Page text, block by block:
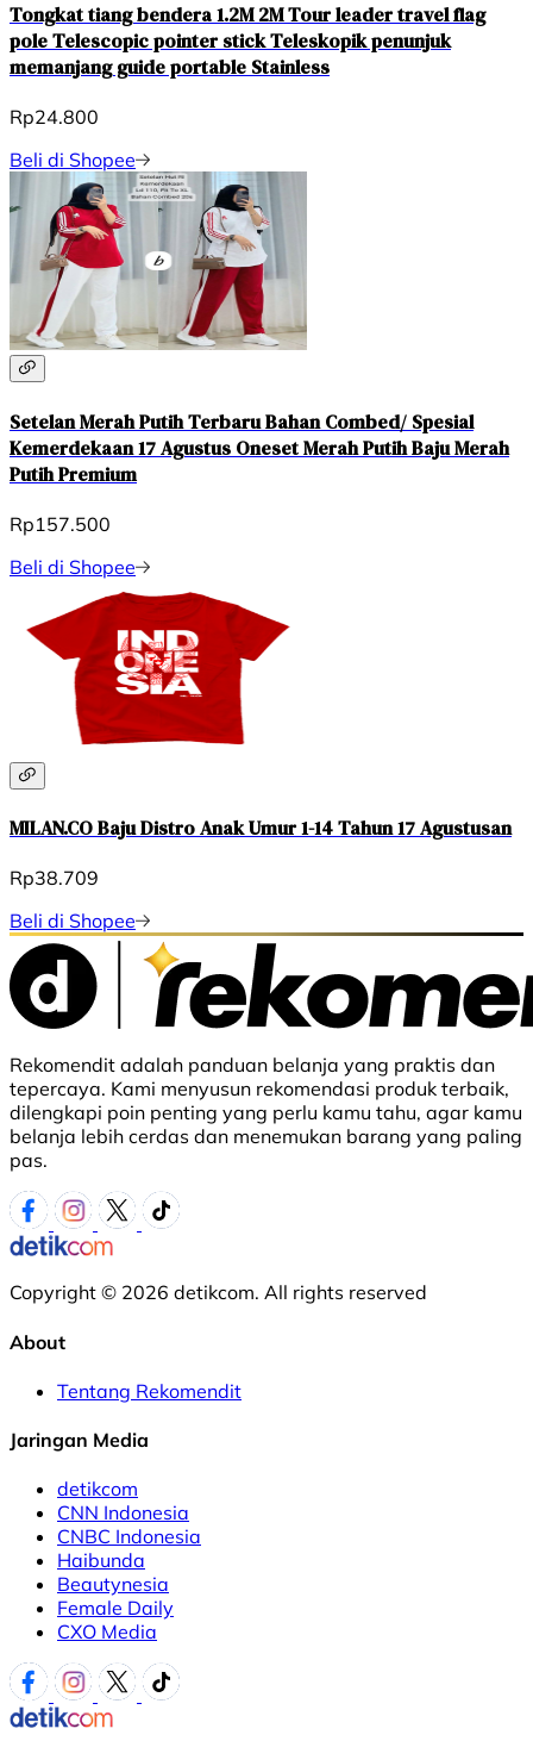
Tongkat tiang bendera 1.2M 2M Tour leader travel flag
pole Telescopic pointer stick Teleskopik penunjuk
memanjang guide portable Stainless
Rp24.800
Beli di Shopee
Setelan Merah Putih Terbaru Bahan Combed/ Spesial
Kemerdekaan 17 Agustus Oneset Merah Putih Baju Merah
Putih Premium
Rp157.500
Beli di Shopee
MILAN.CO Baju Distro Anak Umur 1-14 Tahun 17 Agustusan
Rp38.709
Beli di Shopee
Rekomendit adalah panduan belanja yang praktis dan
tepercaya. Kami menyusun rekomendasi produk terbaik,
dilengkapi poin penting yang perlu kamu tahu, agar kamu
belanja lebih cerdas dan menemukan barang yang paling
pas.
Copyright © 2026 detikcom. All rights reserved
About
Tentang Rekomendit
Jaringan Media
detikcom
CNN Indonesia
CNBC Indonesia
Haibunda
Beautynesia
Female Daily
CXO Media